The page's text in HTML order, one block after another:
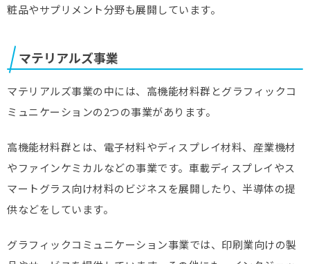
粧品やサプリメント分野も展開しています。
マテリアルズ事業
マテリアルズ事業の中には、高機能材料群とグラフィックコ
ミュニケーションの2つの事業があります。
高機能材料群とは、電子材料やディスプレイ材料、産業機材
やファインケミカルなどの事業です。車載ディスプレイやス
マートグラス向け材料のビジネスを展開したり、半導体の提
供などをしています。
グラフィックコミュニケーション事業では、印刷業向けの製